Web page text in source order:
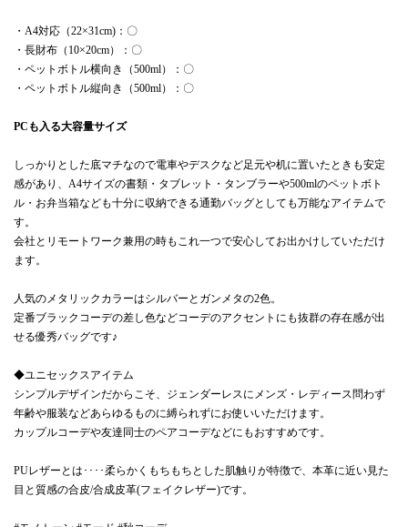
・A4対応（22×31cm)：〇
・長財布（10×20cm）：〇
・ペットボトル横向き（500ml）：〇
・ペットボトル縦向き（500ml）：〇
PCも入る大容量サイズ
しっかりとした底マチなので電車やデスクなど足元や机に置いたときも安定
感があり、A4サイズの書類・タブレット・タンブラーや500mlのペットボト
ル・お弁当箱なども十分に収納できる通勤バッグとしても万能なアイテムで
す。
会社とリモートワーク兼用の時もこれ一つで安心してお出かけしていただけ
ます。
人気のメタリックカラーはシルバーとガンメタの2色。
定番ブラックコーデの差し色などコーデのアクセントにも抜群の存在感が出
せる優秀バッグです♪
◆ユニセックスアイテム
シンプルデザインだからこそ、ジェンダーレスにメンズ・レディース問わず
年齢や服装などあらゆるものに縛られずにお使いいただけます。
カップルコーデや友達同士のペアコーデなどにもおすすめです。
PUレザーとは････柔らかくもちもちとした肌触りが特徴で、本革に近い見た
目と質感の合皮/合成皮革(フェイクレザー)です。